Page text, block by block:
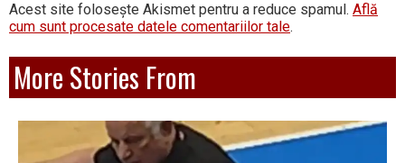
Acest site folosește Akismet pentru a reduce spamul. Află
cum sunt procesate datele comentariilor tale.
More Stories From